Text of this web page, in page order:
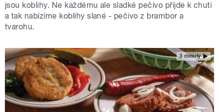
jsou koblihy. Ne každému ale sladké pečivo přijde k chuti
a tak nabízíme koblihy slané - pečivo z brambor a
tvarohu.
3 minuty